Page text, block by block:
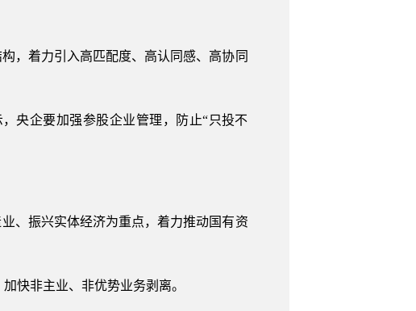
，着力引入高匹配度、高认同感、高协同
央企要加强参股企业管理，防止“只投不
、振兴实体经济为重点，着力推动国有资
快非主业、非优势业务剥离。